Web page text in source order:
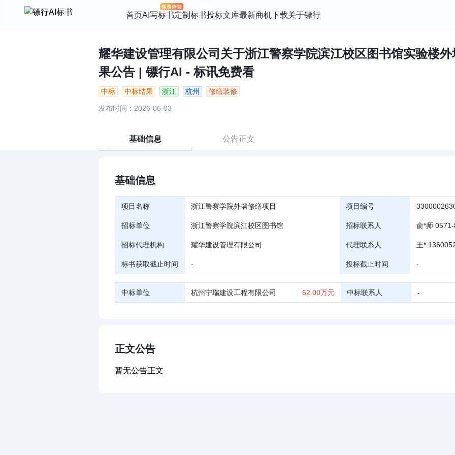
首页AI写标书定制标书投标文库最新商机下载关于镖行
耀华建设管理有限公司关于浙江警察学院滨江校区图书馆实验楼
果公告 | 镖行AI - 标讯免费看
中标 中标结果 浙江 杭州 修缮装修
发布时间：2026-06-03
基础信息 公告正文
基础信息
项目名称 浙江警察学院外墙修缮项目 项目编号
招标单位 浙江警察学院滨江校区图书馆 招标联系人 俞*师
招标代理机构 耀华建设管理有限公司 代理联系人 王*
标书获取截止时间 - 投标截止时间 -
中标单位 杭州宁瑞建设工程有限公司 62.00万元 中标联系人 -
正文公告
暂无公告正文